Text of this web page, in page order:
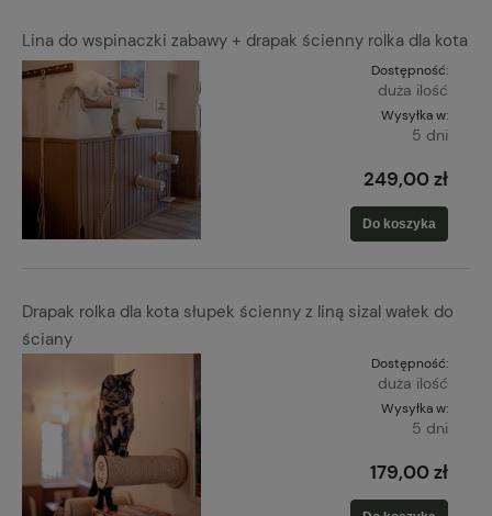
Lina do wspinaczki zabawy + drapak ścienny rolka dla kota
Dostępność:
duża ilość
Wysyłka w:
5 dni
249,00 zł
Do koszyka
Drapak rolka dla kota słupek ścienny z liną sizal wałek do
ściany
Dostępność:
duża ilość
Wysyłka w:
5 dni
179,00 zł